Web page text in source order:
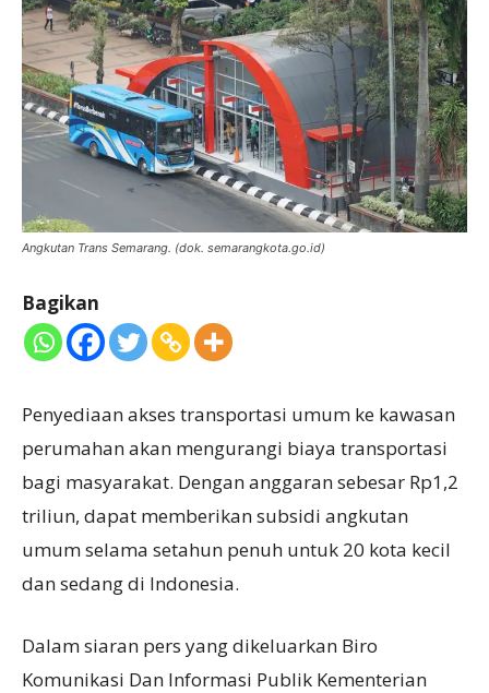
Angkutan Trans Semarang. (dok. semarangkota.go.id)
Bagikan
Penyediaan akses transportasi umum ke kawasan
perumahan akan mengurangi biaya transportasi
bagi masyarakat. Dengan anggaran sebesar Rp1,2
triliun, dapat memberikan subsidi angkutan
umum selama setahun penuh untuk 20 kota kecil
dan sedang di Indonesia.
Dalam siaran pers yang dikeluarkan Biro
Komunikasi Dan Informasi Publik Kementerian